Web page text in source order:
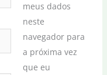
meus dados
neste
navegador para
a próxima vez
que eu